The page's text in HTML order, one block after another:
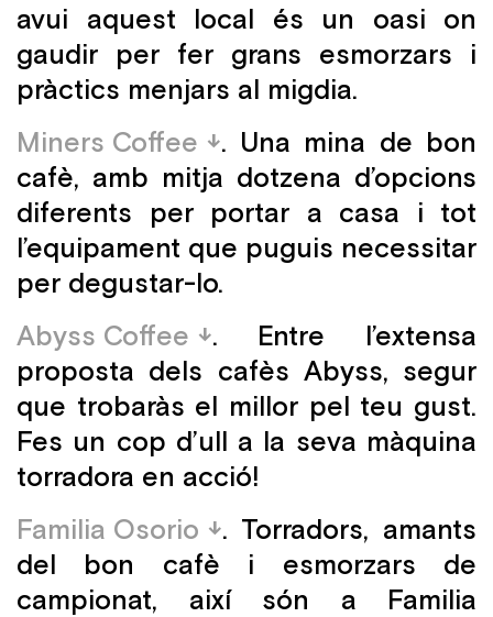
avui aquest local és un oasi on
gaudir per fer grans esmorzars i
pràctics menjars al migdia.
Miners Coffee
. Una mina de bon
cafè, amb mitja dotzena d’opcions
diferents per portar a casa i tot
l’equipament que puguis necessitar
per degustar-lo.
Abyss Coffee
. Entre l’extensa
proposta dels cafès Abyss, segur
que trobaràs el millor pel teu gust.
Fes un cop d’ull a la seva màquina
torradora en acció!
Familia Osorio
. Torradors, amants
del bon cafè i esmorzars de
campionat, així són a Familia